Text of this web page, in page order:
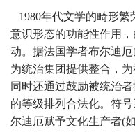
1980年代文学的畸形繁
意识形态的功能性作用
动。据法国学者布尔迪
为统治集团提供整合，
同时还通过鼓励被统治
的等级排列合法化。符
尔迪厄赋予文化生产者(